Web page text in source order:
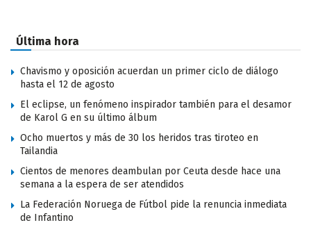
Última hora
Chavismo y oposición acuerdan un primer ciclo de diálogo
hasta el 12 de agosto
El eclipse, un fenómeno inspirador también para el desamor
de Karol G en su último álbum
Ocho muertos y más de 30 los heridos tras tiroteo en
Tailandia
Cientos de menores deambulan por Ceuta desde hace una
semana a la espera de ser atendidos
La Federación Noruega de Fútbol pide la renuncia inmediata
de Infantino